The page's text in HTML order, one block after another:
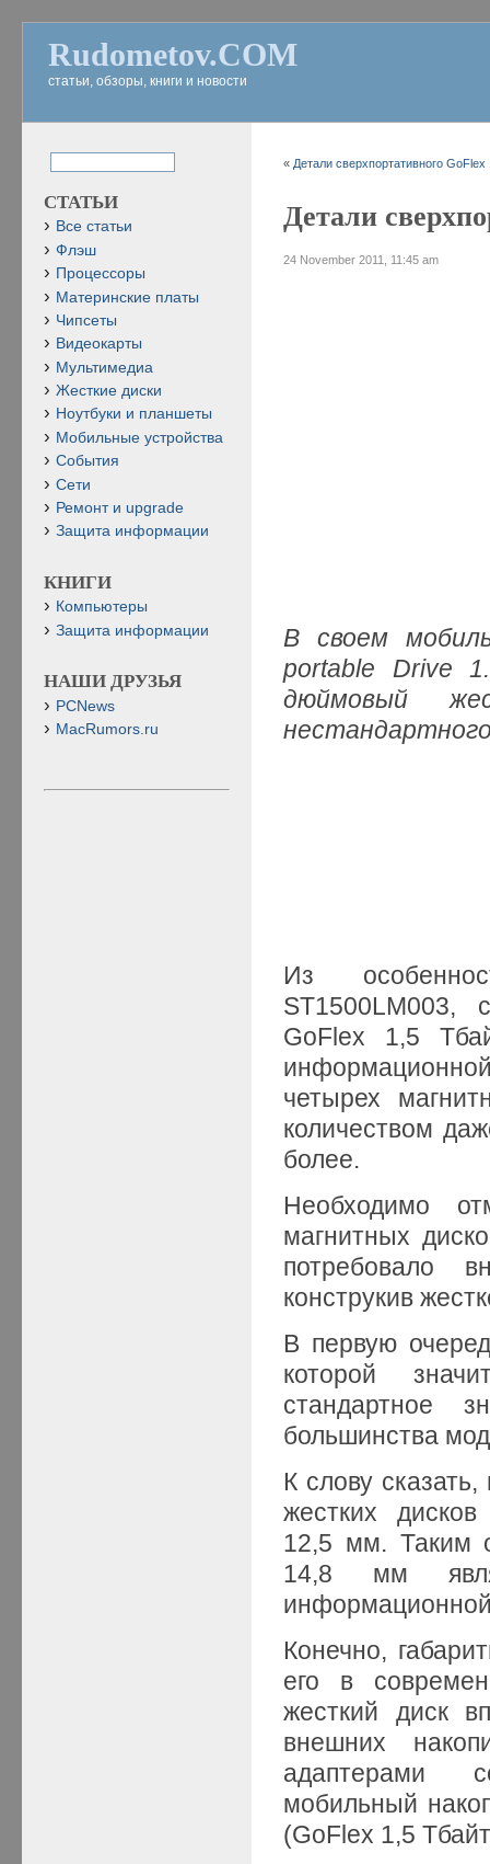
Rudometov.COM
статьи, обзоры, книги и новости
« Детали сверхпортативного
Детали
24 November 2011, 11:45 am
В своем
portable
Drive
дюймовый
Из
ST1500LM003,
GoFlex 1,5
четырех
количеством
более.
Необходимо
магнитных
потребовало
конструкив
В первую
которой
стандартное
большинства
К слову
жестких
12,5 мм. Таким
14,8 мм
Конечно,
его в
жесткий диск
внешних
адаптерами
мобильный
(GoFlex 1,5
СТАТЬИ
Все статьи
Флэш
Процессоры
Материнские платы
Чипсеты
Видеокарты
Мультимедиа
Жесткие диски
Ноутбуки и планшеты
Мобильные устройства
События
Сети
Ремонт и upgrade
Защита информации
КНИГИ
Компьютеры
Защита информации
НАШИ ДРУЗЬЯ
PCNews
MacRumors.ru